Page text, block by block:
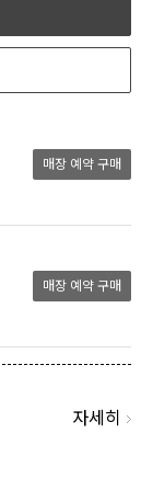
매장 예약 구매
매장 예약 구매
자세히